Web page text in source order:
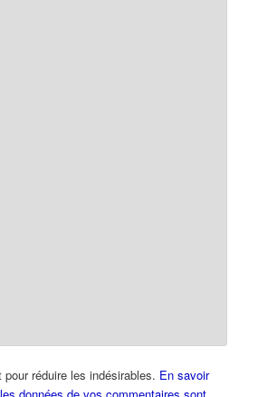
réduire les indésirables. En savoir